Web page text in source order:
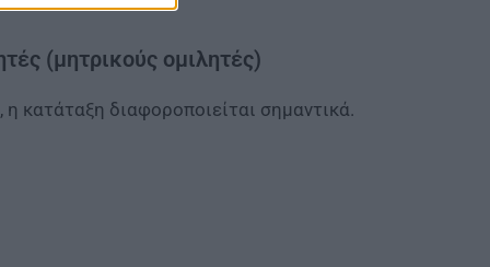
(μητρικούς ομιλητές)
κατάταξη διαφοροποιείται σημαντικά.